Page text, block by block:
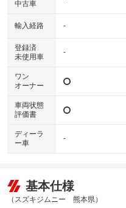
中古車
輸入経路 -
登録済
未使用車
-
ワン
オーナー
車両状態
評価書
ディーラ
ー車
-
基本仕様
（スズキジムニー 熊本県）